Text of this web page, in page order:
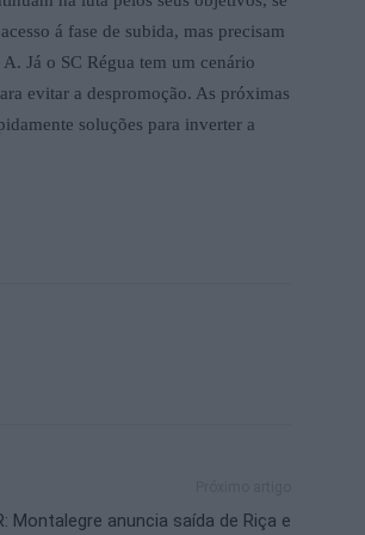
á fase de subida, mas precisam
Já o SC Régua tem um cenário
evitar a despromoção. As próximas
soluções para inverter a
Montalegre anuncia saída de Riça e